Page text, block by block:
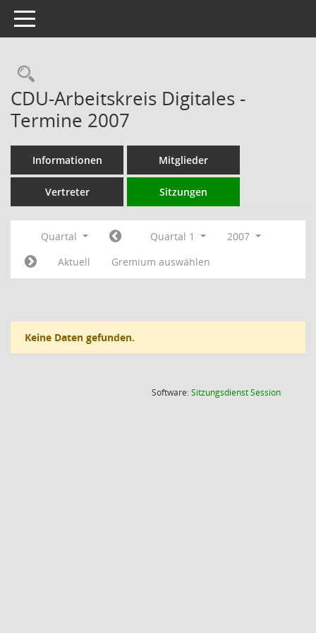
Toggle navigation
Rechercheauswahl
CDU-Arbeitskreis Digitales -
Termine 2007
Informationen Mitglieder
Vertreter Sitzungen
Quartal Quartal 1
2007
Aktuell
Gremium auswählen
Keine Daten gefunden.
Software:SitzungsdienstSession(Wird in